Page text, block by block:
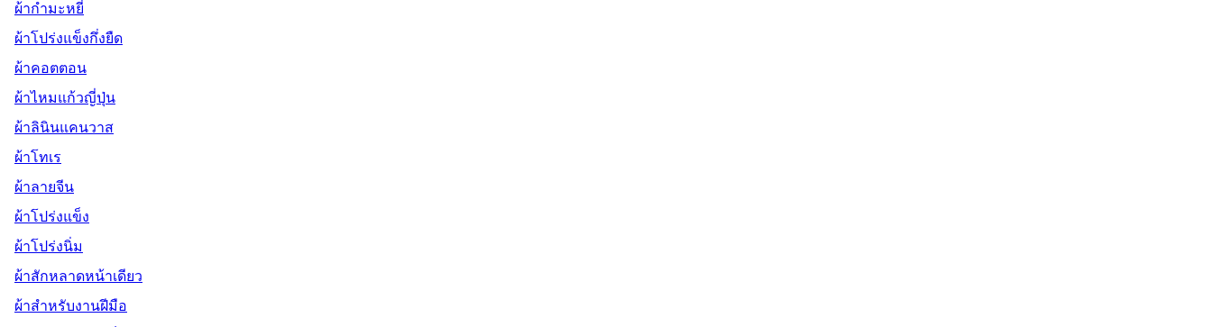
ผ้ากำมะหยี่
ผ้าโปร่งแข็งกึ่งยืด
ผ้าคอตตอน
ผ้าไหมแก้วญี่ปุ่น
ผ้าลินินแคนวาส
ผ้าโทเร
ผ้าลายจีน
ผ้าโปร่งแข็ง
ผ้าโปร่งนิ่ม
ผ้าสักหลาดหน้าเดียว
ผ้าสำหรับงานฝีมือ